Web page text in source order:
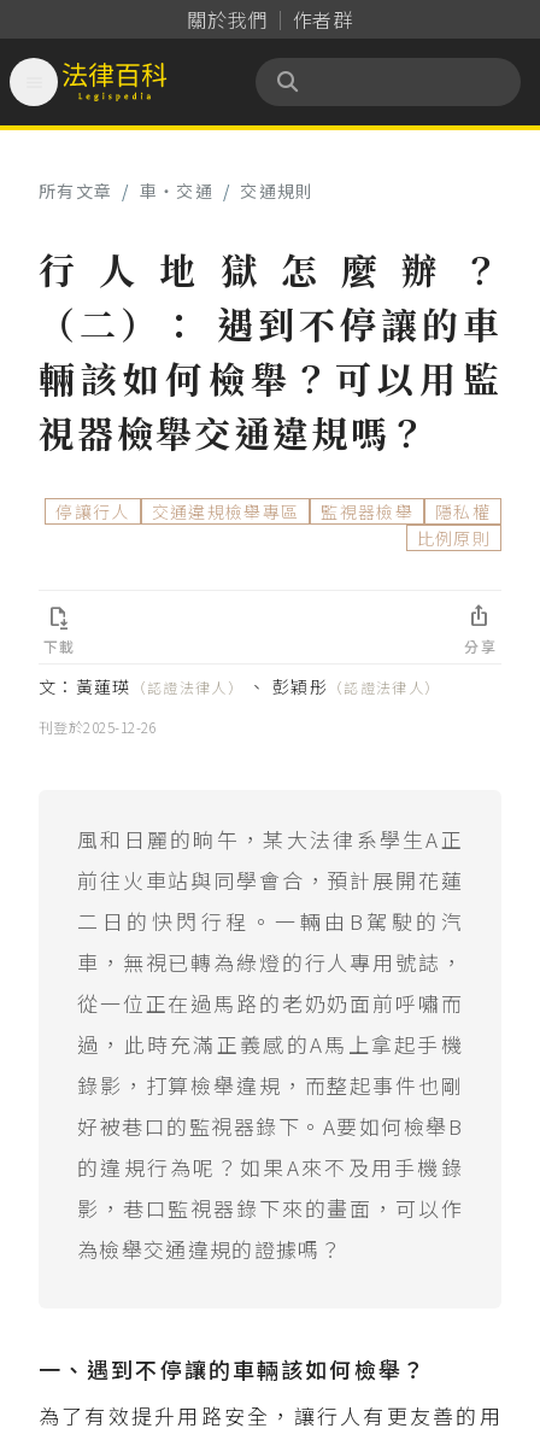
關於我們 作者群
法律百科 Legispedia
所有文章 / 車‧交通 / 交通規則
行人地獄怎麼辦？
（二）： 遇到不停讓的車
輛該如何檢舉？可以用監
視器檢舉交通違規嗎？
停讓行人 交通違規檢舉專區 監視器檢舉
隱私權
比例原則
文： 黃蓮瑛 （認證法律人） 、 彭穎彤 （認證法律人）
刊登於2025-12-26
風和日麗的晌午，某大法律系學生A正
前往火車站與同學會合，預計展開花蓮
二日的快閃行程。一輛由B駕駛的汽
車，無視已轉為綠燈的行人專用號誌，
從一位正在過馬路的老奶奶面前呼嘯而
過，此時充滿正義感的A馬上拿起手機
錄影，打算檢舉違規，而整起事件也剛
好被巷口的監視器錄下。A要如何檢舉B
的違規行為呢？如果A來不及用手機錄
影，巷口監視器錄下來的畫面，可以作
為檢舉交通違規的證據嗎？
一、遇到不停讓的車輛該如何檢舉？
為了有效提升用路安全，讓行人有更友善的用
下載

分享
